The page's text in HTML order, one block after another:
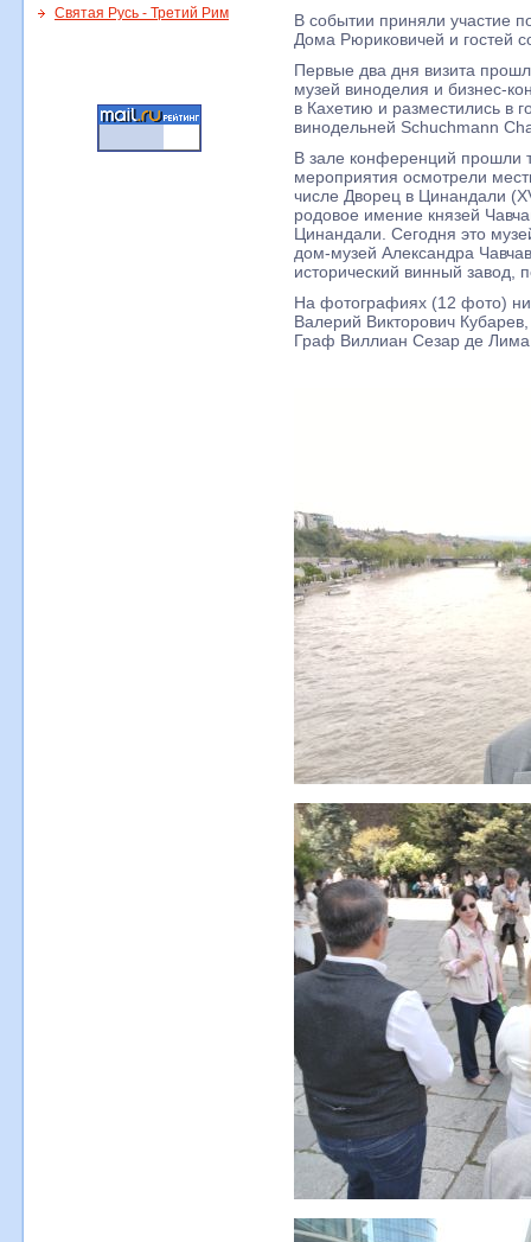
Святая Русь - Третий Рим
В событии приняли участие
Дома Рюриковичей и гостей
Первые два дня визита
музей виноделия и бизнес-
в Кахетию и разместились в
винодельней Schuchmann
В зале конференций прошли
мероприятия осмотрели
числе Дворец в Цинандали
родовое имение князей
Цинандали. Сегодня это
дом-музей Александра
исторический винный завод,
На фотографиях (12 фото)
Валерий Викторович
Граф Виллиан Сезар де Лима